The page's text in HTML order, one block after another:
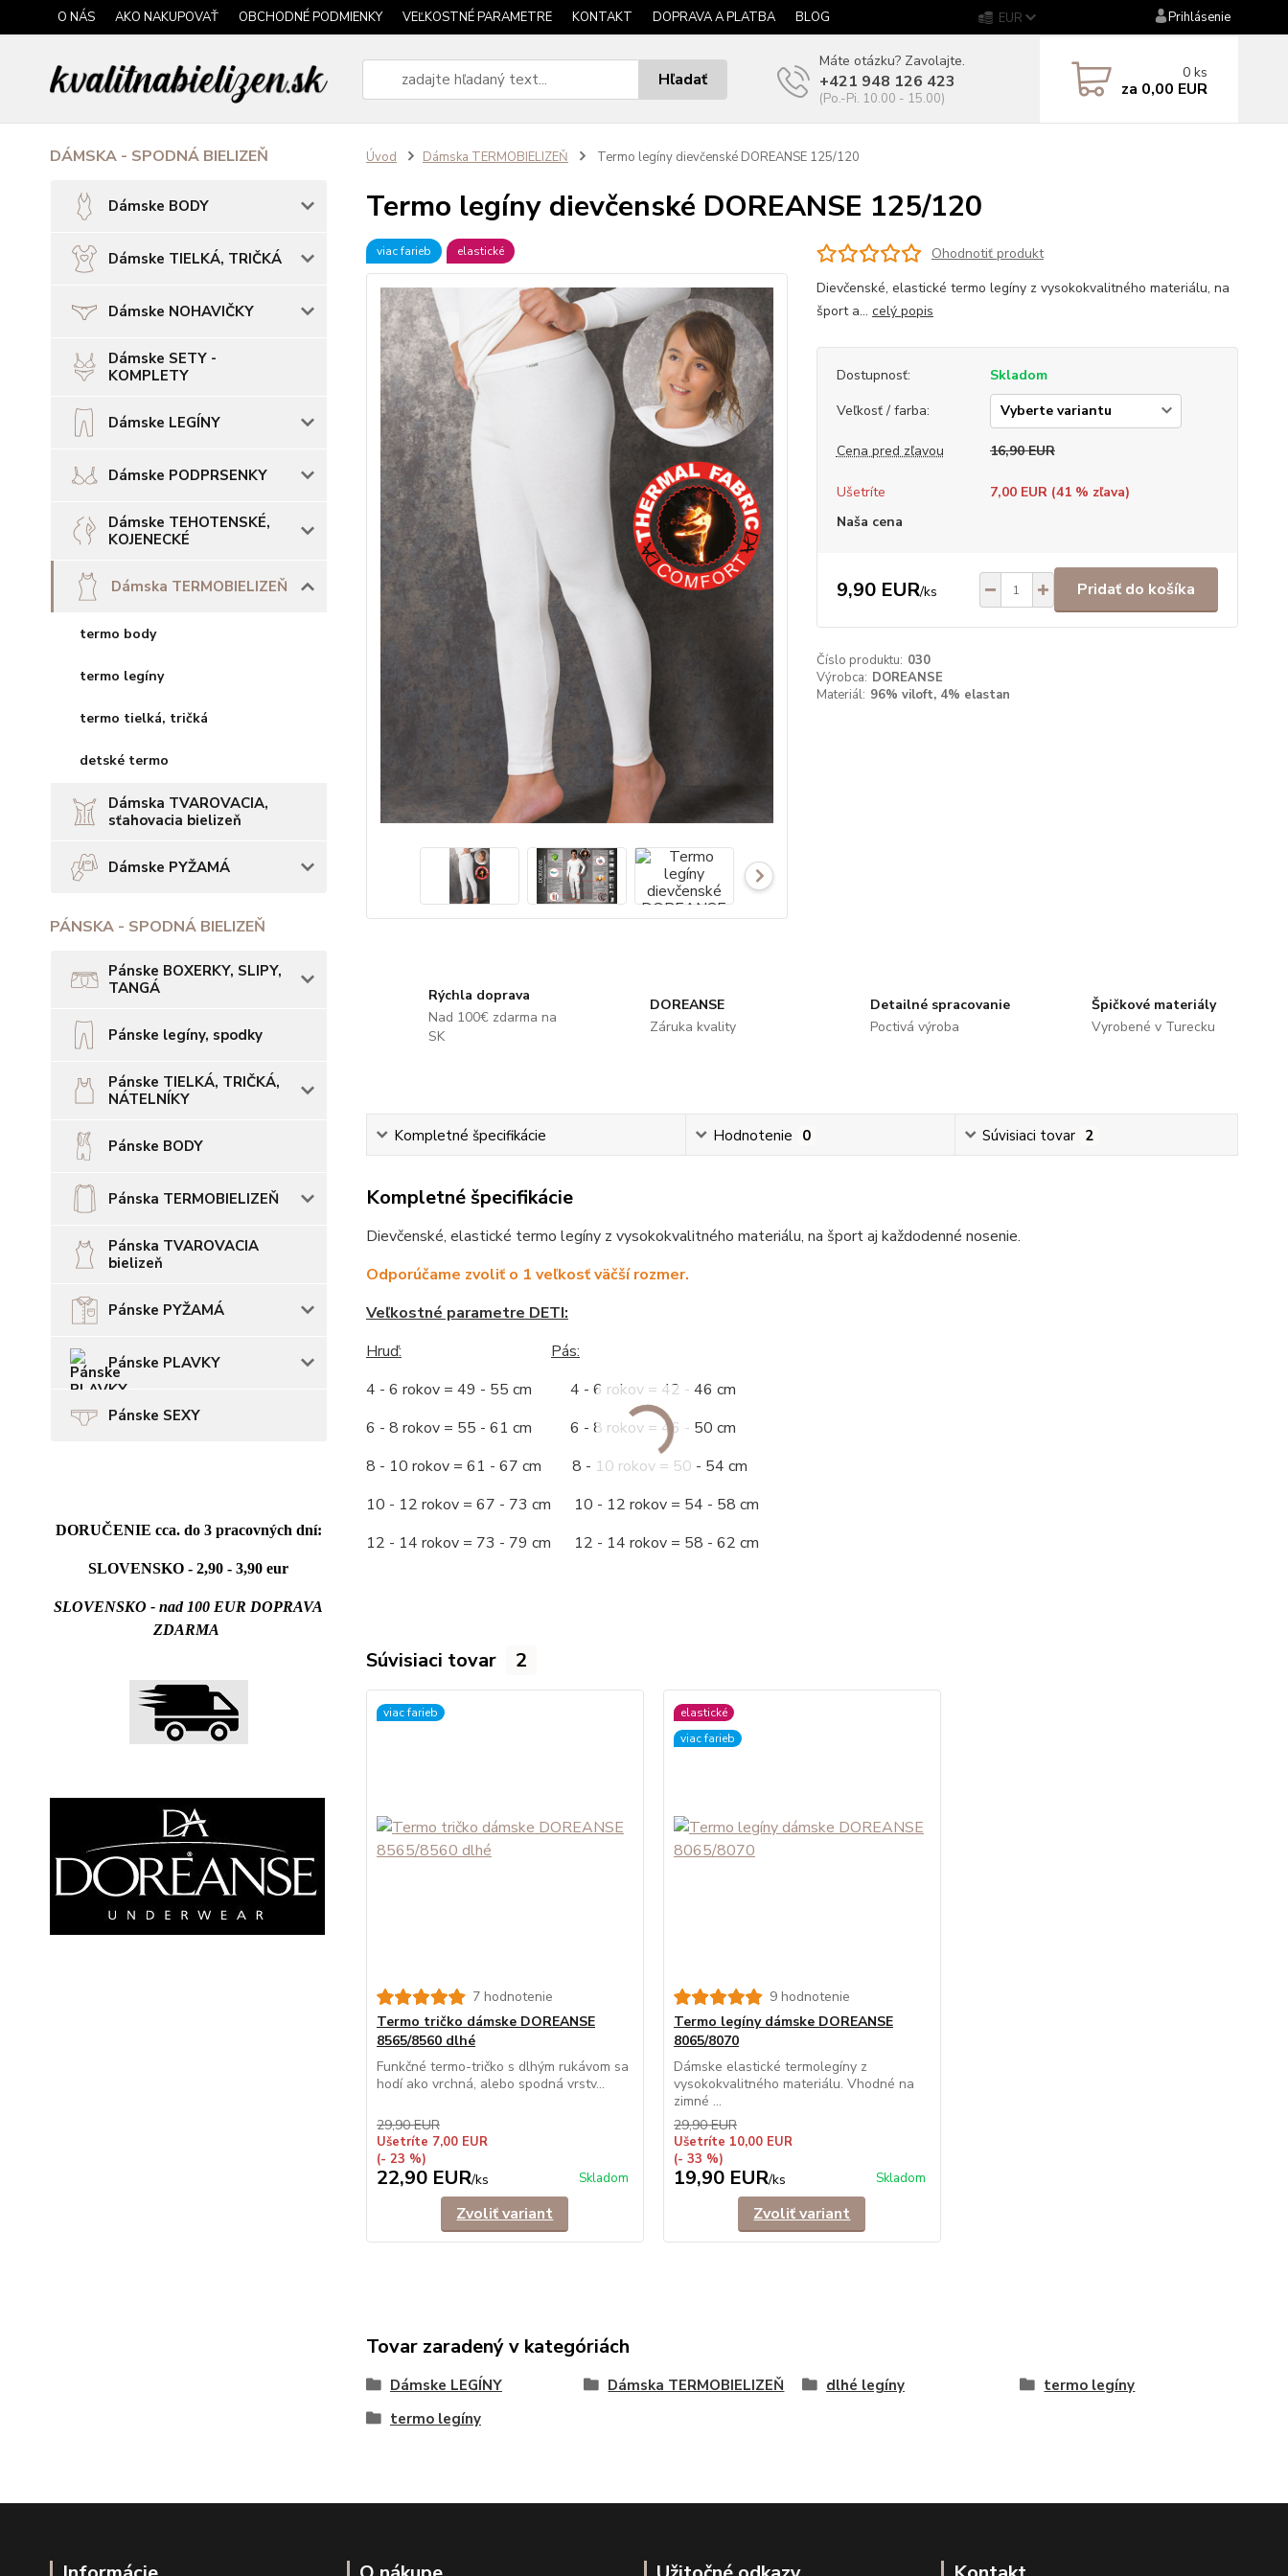
O NÁS AKO NAKUPOVAŤ OBCHODNÉ PODMIENKY VEĽKOSTNÉ PARAMETRE KONTAKT DOPRAVA A PLATBA BLOG EUR Prihlásenie
Hľadať
Máte otázku? Zavolajte.
+421 948 126 423
(Po.-Pi. 10.00 - 15.00)
0 ks
za 0,00 EUR
DÁMSKA - SPODNÁ BIELIZEŇ
Dámske BODY
Dámske TIELKÁ, TRIČKÁ
Dámske NOHAVIČKY
Dámske SETY -
KOMPLETY
Dámske LEGÍNY
Dámske PODPRSENKY
Dámske TEHOTENSKÉ,
KOJENECKÉ
Dámska TERMOBIELIZEŇ
termo body
termo legíny
termo tielká, tričká
detské termo
Dámska TVAROVACIA,
sťahovacia bielizeň
Dámske PYŽAMÁ
PÁNSKA - SPODNÁ BIELIZEŇ
Pánske BOXERKY, SLIPY,
TANGÁ
Pánske legíny, spodky
Pánske TIELKÁ, TRIČKÁ,
NÁTELNÍKY
Pánske BODY
Pánska TERMOBIELIZEŇ
Pánska TVAROVACIA
bielizeň
Pánske PYŽAMÁ
Pánske PLAVKY
Pánske SEXY
DORUČENIE cca. do 3 pracovných dní:
SLOVENSKO - 2,90 - 3,90 eur
SLOVENSKO - nad 100 EUR DOPRAVA
ZDARMA
Úvod Dámska TERMOBIELIZEŇ Termo legíny dievčenské DOREANSE 125/120
Termo legíny dievčenské DOREANSE 125/120
viac farieb elastické
Ohodnotiť produkt
Dievčenské, elastické termo legíny z vysokokvalitného materiálu, na
šport a... celý popis
Dostupnosť:
Skladom
Veľkosť / farba:
Cena pred zľavou 16,90 EUR
Ušetríte 7,00 EUR (41% zľava)
Naša cena
9,90 EUR/ks Pridať do košíka
Číslo produktu: 030
Výrobca: DOREANSE
Materiál: 96% viloft, 4% elastan
Rýchla doprava
Nad 100€ zdarma na
SK
DOREANSE
Záruka kvality
Detailné spracovanie
Poctivá výroba
Špičkové materiály
Vyrobené v Turecku
Kompletné špecifikácie Hodnotenie 0 Súvisiaci tovar 2
Kompletné špecifikácie
Dievčenské, elastické termo legíny z vysokokvalitného materiálu, na šport aj každodenné nosenie.
Odporúčame zvoliť o 1 veľkosť väčší rozmer.
Veľkostné parametre DETI:
Hruď:
Pás:
4 - 6 rokov = 49 - 55 cm 4 - 6 rokov = 42 - 46 cm
6 - 8 rokov = 55 - 61 cm 6 - 8 rokov = 46 - 50 cm
8 - 10 rokov = 61 - 67 cm 8 - 10 rokov = 50 - 54 cm
10 - 12 rokov = 67 - 73 cm 10 - 12 rokov = 54 - 58 cm
12 - 14 rokov = 73 - 79 cm 12 - 14 rokov = 58 - 62 cm
Súvisiaci tovar 2
viac farieb
7 hodnotenie
Termo tričko dámske DOREANSE
8565/8560 dlhé
Funkčné termo-tričko s dlhým rukávom sa
hodí ako vrchná, alebo spodná vrstv...
29,90 EUR
Ušetríte 7,00 EUR
(- 23 %)
22,90 EUR/ks Skladom
Zvoliť variant
elastické
viac farieb
9 hodnotenie
Termo legíny dámske DOREANSE
8065/8070
Dámske elastické termolegíny z
vysokokvalitného materiálu. Vhodné na
zimné ...
29,90 EUR
Ušetríte 10,00 EUR
(- 33 %)
19,90 EUR/ks Skladom
Zvoliť variant
Tovar zaradený v kategóriách
Dámske LEGÍNY Dámska TERMOBIELIZEŇ dlhé legíny
termo legíny
termo legíny